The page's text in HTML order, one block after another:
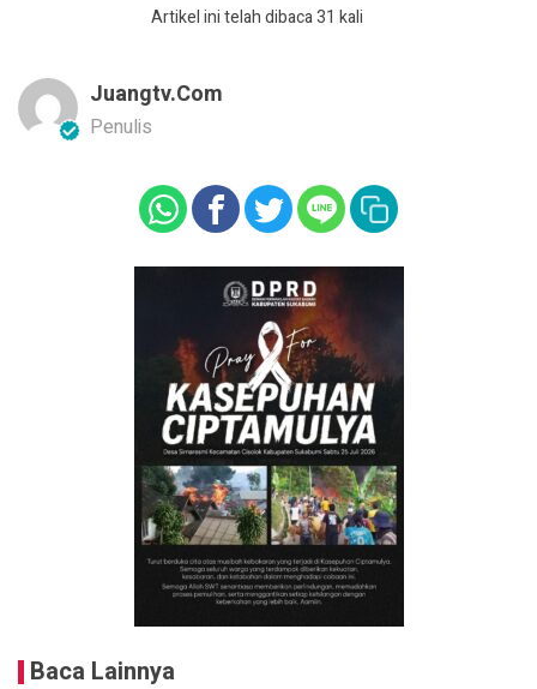
Artikel ini telah dibaca 31 kali
Juangtv.com
Penulis
Baca Lainnya